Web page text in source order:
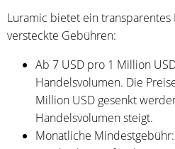
Luramic bietet ein
versteckte Gebühren:
Ab 7 USD pro 1 Million
Handelsvolumen. Die
Million USD gesenkt
Handelsvolumen steigt.
Monatliche